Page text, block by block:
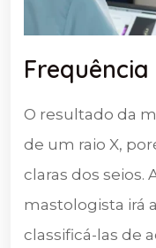
O resultado da
de um raio X,
claras dos seios.
mastologista irá
classificá-las de